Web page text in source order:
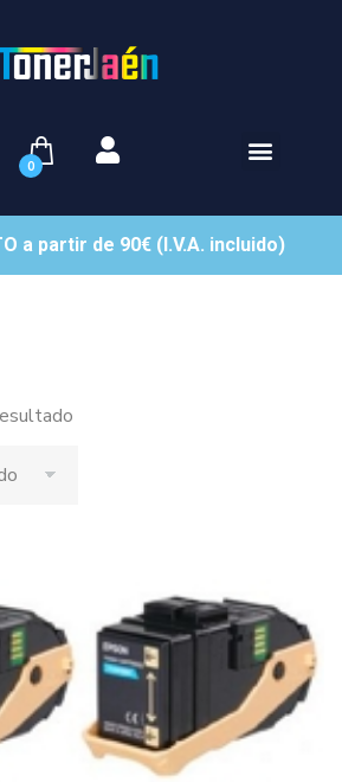
0
a partir de 90€ (I.V.A. incluido)